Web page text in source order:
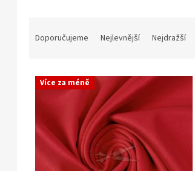
n
Doporučujeme Nejlevnější Nejdražší
V Více za méně